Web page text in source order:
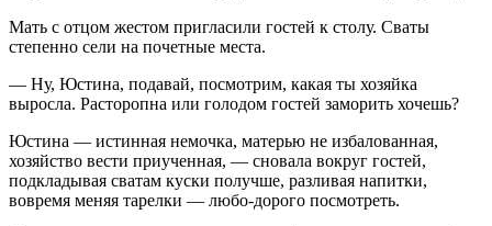
Мать с отцом жестом пригласили гостей к столу. Сваты
степенно сели на почетные места.
— Ну, Юстина, подавай, посмотрим, какая ты хозяйка
выросла. Расторопна или голодом гостей заморить хочешь?
Юстина — истинная немочка, матерью не избалованная,
хозяйство вести приученная, — сновала вокруг гостей,
подкладывая сватам куски получше, разливая напитки,
вовремя меняя тарелки — любо-дорого посмотреть.